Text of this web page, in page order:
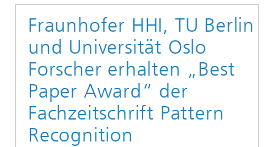
Leitung
Forschungsbereiche
AI & Video
Kommunikation & Netze
Qualitätsmanagement
Kuratorium
Kompression
Multimedia
Digitaler Zwilling
5G, Fiber and Beyond
Videokommunikation und Applikationen
Vision and Imaging Technologies
Künstliche Intelligenz
KOMMUNIKATION & NETZE
Drahtlose Kommunikation und Netze
Photonische Netze und Systeme
PHOTONISCHE KOMPONENTEN & SYSTEME
Hybride Integration und Sensorik
InP und HF
Technologie und Infrastruktur
Archiv
2025
2024
2023
PRESSEMITTEILUNGEN
JAHRESBERICHTE
VERANSTALTUNGEN
SHOWROOMS
SCIENCE TECH SPACE
CINIQ
KARRIERE
UNSERE STELLEN
WEITERE INFOS ZUM FRAUNHOFER HHI ALS ARBEITGEBER
KONTAKT
STARTUPS AT HHI
Fraunhofer HHI, TU Berlin
und Universität Oslo
Forscher erhalten „Best
Paper Award“ der
Fachzeitschrift Pattern
Recognition